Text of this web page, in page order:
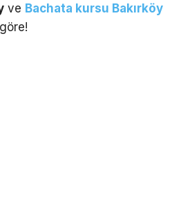
ve Bachata kursu Bakırköy